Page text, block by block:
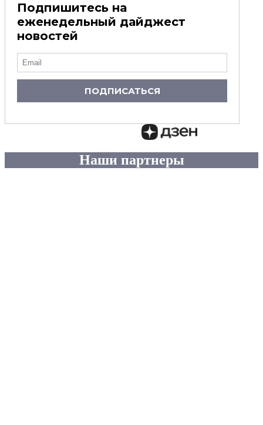
Подпишитесь на
еженедельный дайджест
новостей
ПОДПИСАТЬСЯ
Наши партнеры